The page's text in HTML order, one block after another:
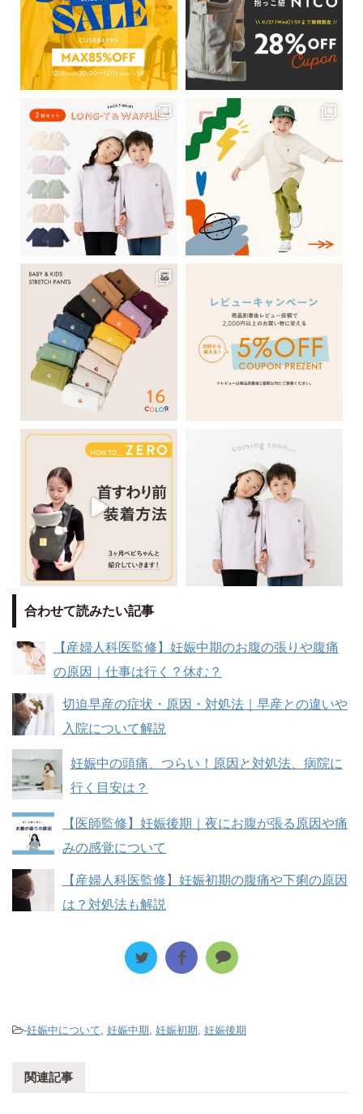
合わせて読みたい記事
【産婦人科医監修】妊娠中期のお腹の張りや腹痛
の原因｜仕事は行く？休む？
切迫早産の症状・原因・対処法｜早産との違いや
入院について解説
妊娠中の頭痛、つらい！原因と対処法、病院に
行く目安は？
【医師監修】妊娠後期｜夜にお腹が張る原因や痛
みの感覚について
【産婦人科医監修】妊娠初期の腹痛や下痢の原因
は？対処法も解説
-妊娠中について 妊娠中期 妊娠初期 妊娠後期
関連記事